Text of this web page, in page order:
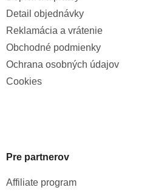
Detail objednávky
Reklamácia a vrátenie
Obchodné podmienky
Ochrana osobných údajov
Cookies
Pre partnerov
Affiliate program